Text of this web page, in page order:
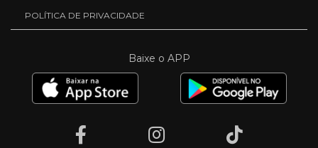
POLÍTICA DE PRIVACIDADE
Baixe o APP